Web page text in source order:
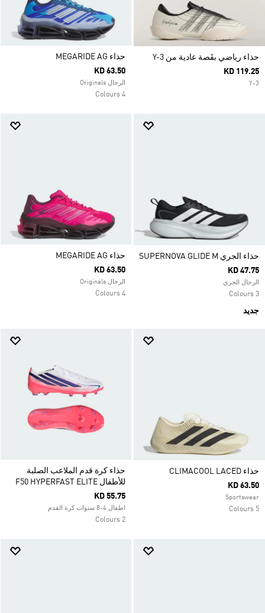
حذاء رياضي بقَصة عادية من Y-3
KD 119.25
Y-3
حذاء MEGARIDE AG
KD 63.50
الرجال Originals
4 Colours
حذاء الجري SUPERNOVA GLIDE M
KD 47.75
الرجال الجري
3 Colours
جديد
حذاء MEGARIDE AG
KD 63.50
الرجال Originals
4 Colours
حذاء CLIMACOOL LACED
KD 63.50
Sportswear
5 Colours
حذاء كرة قدم الملاعب الصلبة
للأطفال F50 HYPERFAST ELITE
KD 55.75
اطفال 4-8 سنوات كرة القدم
2 Colours